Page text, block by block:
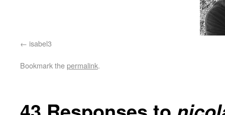
isabel3
Bookmark thepermalink.